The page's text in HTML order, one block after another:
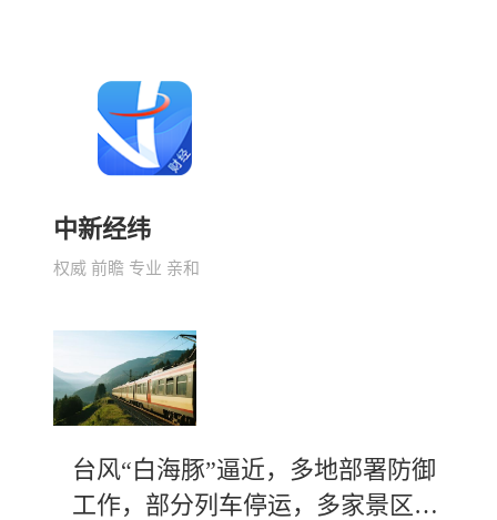
中新经纬
权威 前瞻 专业 亲和
台风“白海豚”逼近，多地部署防御
工作，部分列车停运，多家景区调